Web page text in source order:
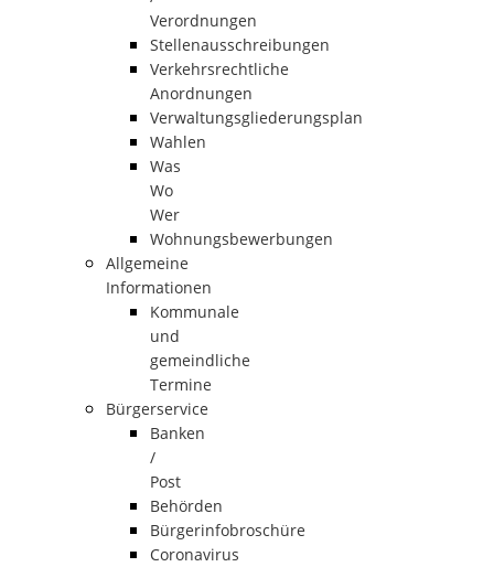
Verordnungen
Stellenausschreibungen
Verkehrsrechtliche
Anordnungen
Verwaltungsgliederungsplan
Wahlen
Was
Wo
Wer
Wohnungsbewerbungen
Allgemeine
Informationen
Kommunale
und
gemeindliche
Termine
Bürgerservice
Banken
/
Post
Behörden
Bürgerinfobroschüre
Coronavirus